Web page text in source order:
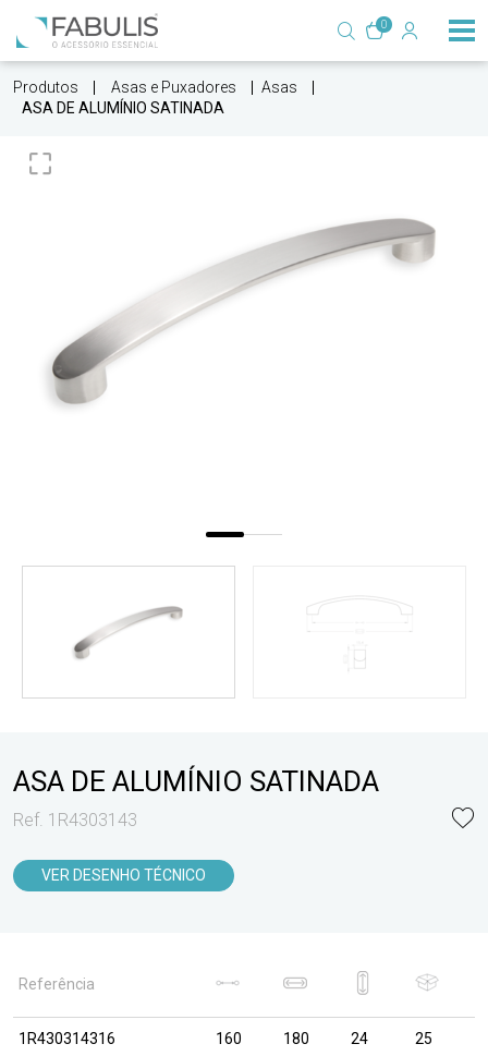
0
Produtos Asas e Puxadores
Asas
ASA DE ALUMÍNIO SATINADA
ASA DE ALUMÍNIO SATINADA
Ref. 1R4303143
VER DESENHO TÉCNICO
Referência
1R430314316 160 180 24 25